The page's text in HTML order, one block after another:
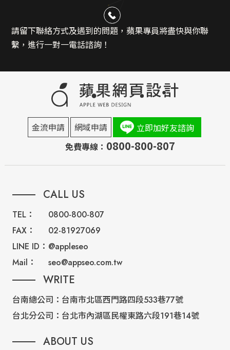
請留下聯絡方式及遇到的問題，蘋果專員將盡快與你聯
繫，進行一對一電話諮詢！
金流申請 網域申請
立即加好友諮詢
免費專線： 0800-800-807
CALL US
TEL：
0800-800-807
FAX：
02-81927069
LINE ID： @appleseo
Mail：
seo@appseo.com.tw
WRITE
台南總公司： 台南市北區西門路四段533巷77號
台北分公司： 台北市內湖區民權東路六段191巷14號
ABOUT US